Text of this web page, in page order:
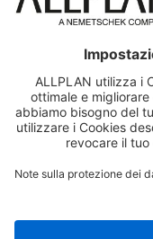
Italia - Capitale Soc.
Imprese Trento -
Società soggetta a
GmbH
ALLPLAN è una